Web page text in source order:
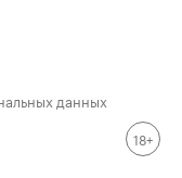
данных
18+